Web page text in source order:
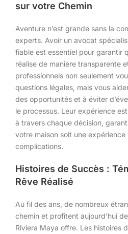
sur votre Chemin
Aventure n’est grande sans la
experts. Avoir un avocat
fiable est essentiel pour garantir
réalise de manière transparente
professionnels non seulement
questions légales, mais vous
des opportunités et à éviter
le processus. Leur expérience
à travers chaque décision,
votre maison soit une
complications.
Histoires de Succès :
Rêve Réalisé
Au fil des ans, de nombreux
chemin et profitent aujourd’hui
Riviera Maya offre. Les histoires